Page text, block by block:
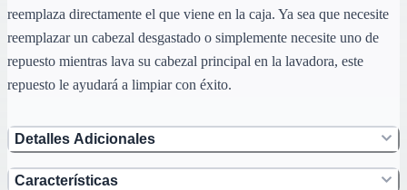
reemplaza directamente el que viene en la caja. Ya sea que necesite
reemplazar un cabezal desgastado o simplemente necesite uno de
repuesto mientras lava su cabezal principal en la lavadora, este
repuesto le ayudará a limpiar con éxito.
Detalles Adicionales
Características